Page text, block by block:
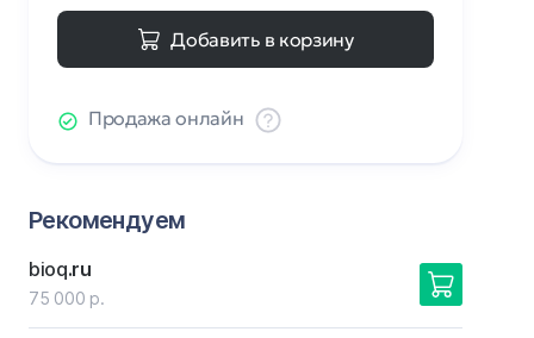
Добавить в корзину
Продажа онлайн
Рекомендуем
bioq.ru
75 000 р.